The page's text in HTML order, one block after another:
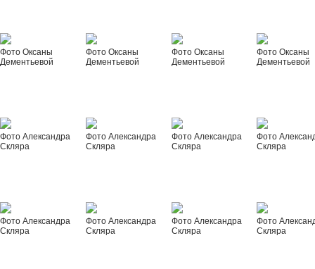
Фото Оксаны
Дементьевой
Фото Оксаны
Дементьевой
Фото Оксаны
Дементьевой
Фото Оксаны
Дементьевой
Фото Александра
Скляра
Фото Александра
Скляра
Фото Александра
Скляра
Фото
Скляра
Фото Александра
Скляра
Фото Александра
Скляра
Фото Александра
Скляра
Фото
Скляра